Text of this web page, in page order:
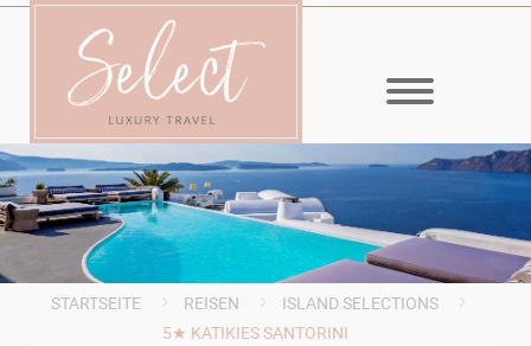
MENÜ
STARTSEITE REISEN
ISLAND SELECTIONS
5★ KATIKIES SANTORINI